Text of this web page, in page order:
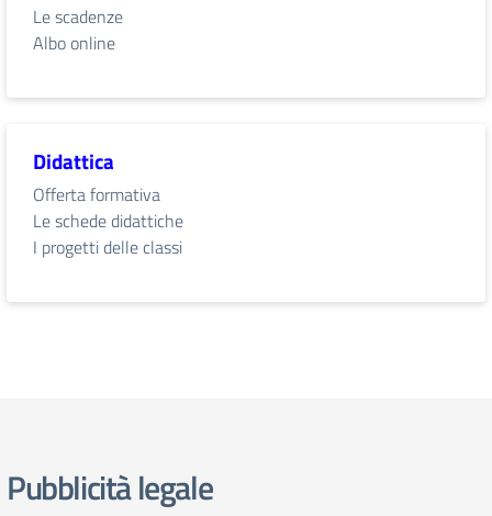
Le scadenze
Albo online
Didattica
Offerta formativa
Le schede didattiche
I progetti delle classi
Pubblicità legale